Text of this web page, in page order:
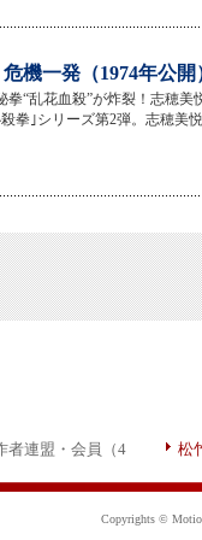
機一発（1974年公開
拳“乱花血殺”が炸裂！志穂
拳｣シリーズ第2弾。志穂美
連盟・会員（4
松
Copyrights ©